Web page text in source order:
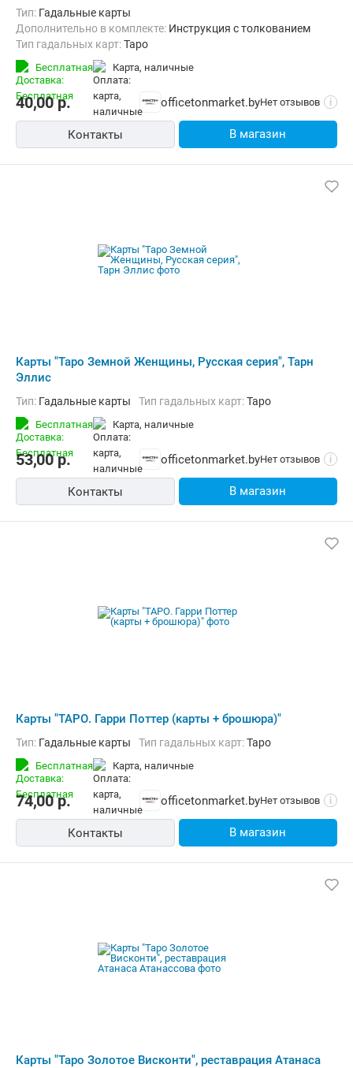
Тип: Гадальные карты
Дополнительно в комплекте: Инструкция с толкованием
Тип гадальных карт:Таро
Бесплатная карта, наличные
40,00р. officetonmarket.byНет отзывов i
Контакты В магазин
Карты "Таро Земной Женщины, Русская серия", Тарн
Эллис
Тип: Гадальные карты Тип гадальных карт:Таро
Бесплатная карта, наличные
53,00р. officetonmarket.byНет отзывов i
Контакты В магазин
Карты "ТАРО. Гарри Поттер (карты + брошюра)"
Тип: Гадальные карты Тип гадальных карт:Таро
Бесплатная карта, наличные
74,00р. officetonmarket.byНет отзывов i
Контакты В магазин
Карты "Таро Золотое Висконти", реставрация Атанаса